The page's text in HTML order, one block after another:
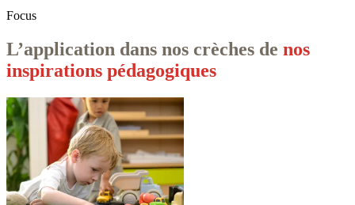
Focus
L’application dans nos crèches de nos
inspirations pédagogiques